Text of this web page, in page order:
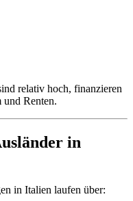
relativ hoch, finanzieren
und Renten.
in
in Italien laufen über: